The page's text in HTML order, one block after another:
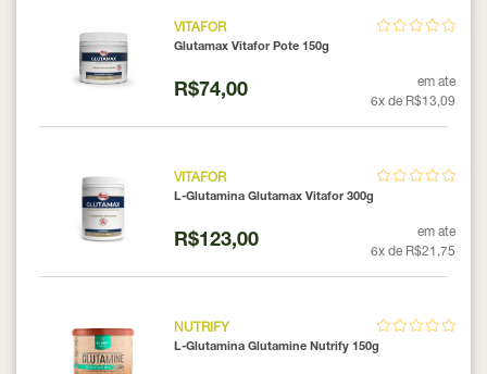
VITAFOR
Glutamax Vitafor Pote 150g
R$74,00
em ate
6x de R$13,09
VITAFOR
L-Glutamina Glutamax Vitafor 300g
R$123,00
em ate
6x de R$21,75
NUTRIFY
L-Glutamina Glutamine Nutrify 150g